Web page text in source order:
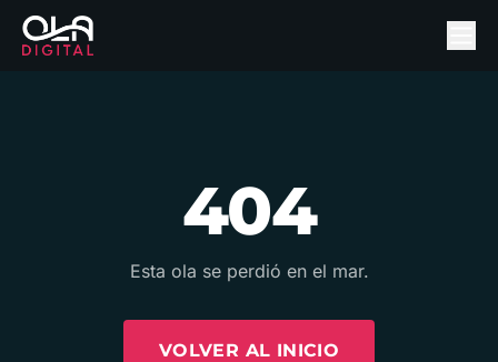
404
Esta ola se perdió en el mar.
VOLVER AL INICIO